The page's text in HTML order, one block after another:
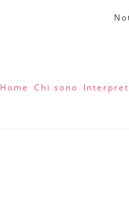
Home Chi sono